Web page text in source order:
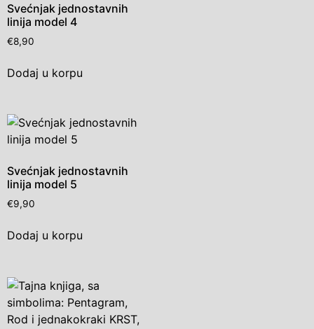
Svećnjak jednostavnih
linija model 4
€8,90
Dodaj u korpu
Svećnjak jednostavnih
linija model 5
€9,90
Dodaj u korpu